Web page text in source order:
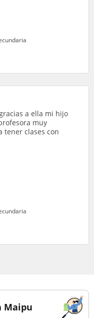
a ella mi hijo
muy
tener clases con
Maipu